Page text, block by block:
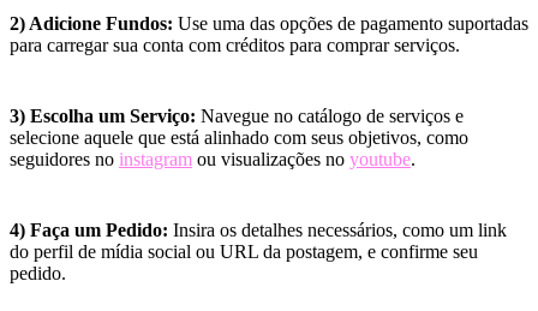
2) Adicione Fundos: Use uma das opções de pagamento suportadas
para carregar sua conta com créditos para comprar serviços.
3) Escolha um Serviço: Navegue no catálogo de serviços e
selecione aquele que está alinhado com seus objetivos, como
seguidores no instagram ou visualizações no youtube.
4) Faça um Pedido: Insira os detalhes necessários, como um link
do perfil de mídia social ou URL da postagem, e confirme seu
pedido.